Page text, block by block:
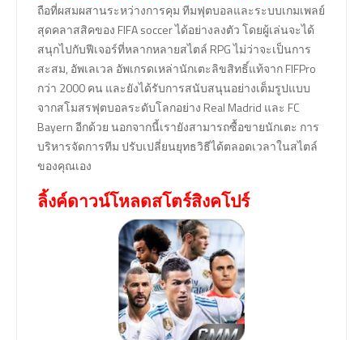
ถือที่ผสมผสานระหว่างการคุม ทีมฟุตบอลและระบบเกมเพลย์
สุดคลาสสิคของ FIFA soccer ได้อย่างลงตัว โดยผู้เล่นจะได้
สนุกไปกับฟีเจอร์ที่หลากหลายสไตล์ RPG ไม่ว่าจะเป็นการ
สะสม, อัพเลเวล อัพเกรดเหล่านักเตะลิขสิทธิ์แท้จาก FIFPro
กว่า 2000 คน และยังได้รับการสนับสนุนอย่างเต็มรูปแบบ
จากสโมสรฟุตบอลระดับโลกอย่าง Real Madrid และ FC
Bayern อีกด้วย นอกจากนี้เรายังสามารถซื้อขายนักเตะ การ
บริหารจัดการทีม ปรับเปลี่ยนยุทธวิธีได้ตลอดเวลาในสไตล์
ของคุณเอง
ลิ้งค์ดาวน์โหลดสโตร์สิงคโปร์